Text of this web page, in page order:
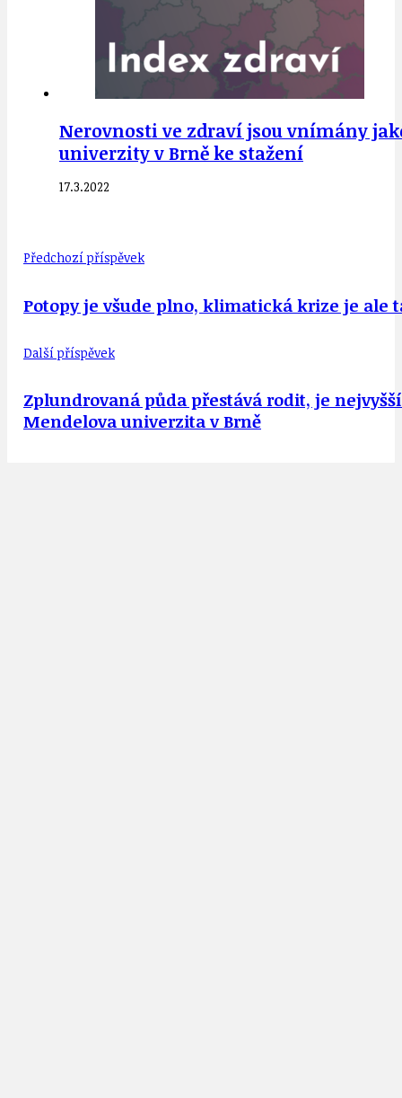
Nerovnosti ve zdraví jsou vnímány
univerzity v Brně ke stažení
17.3.2022
Předchozí příspěvek
Potopy je všude plno, klimatická krize je ale
Další příspěvek
Zplundrovaná půda přestává rodit, je
Mendelova univerzita v Brně